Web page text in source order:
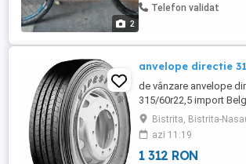
2
Telefon validat
anvelope directie
de vânzare anvelope
315/60r22,5 import
2025/2026 - anvelopele
Bistrita, Bistrita-
azi 11:19
1 312 RON